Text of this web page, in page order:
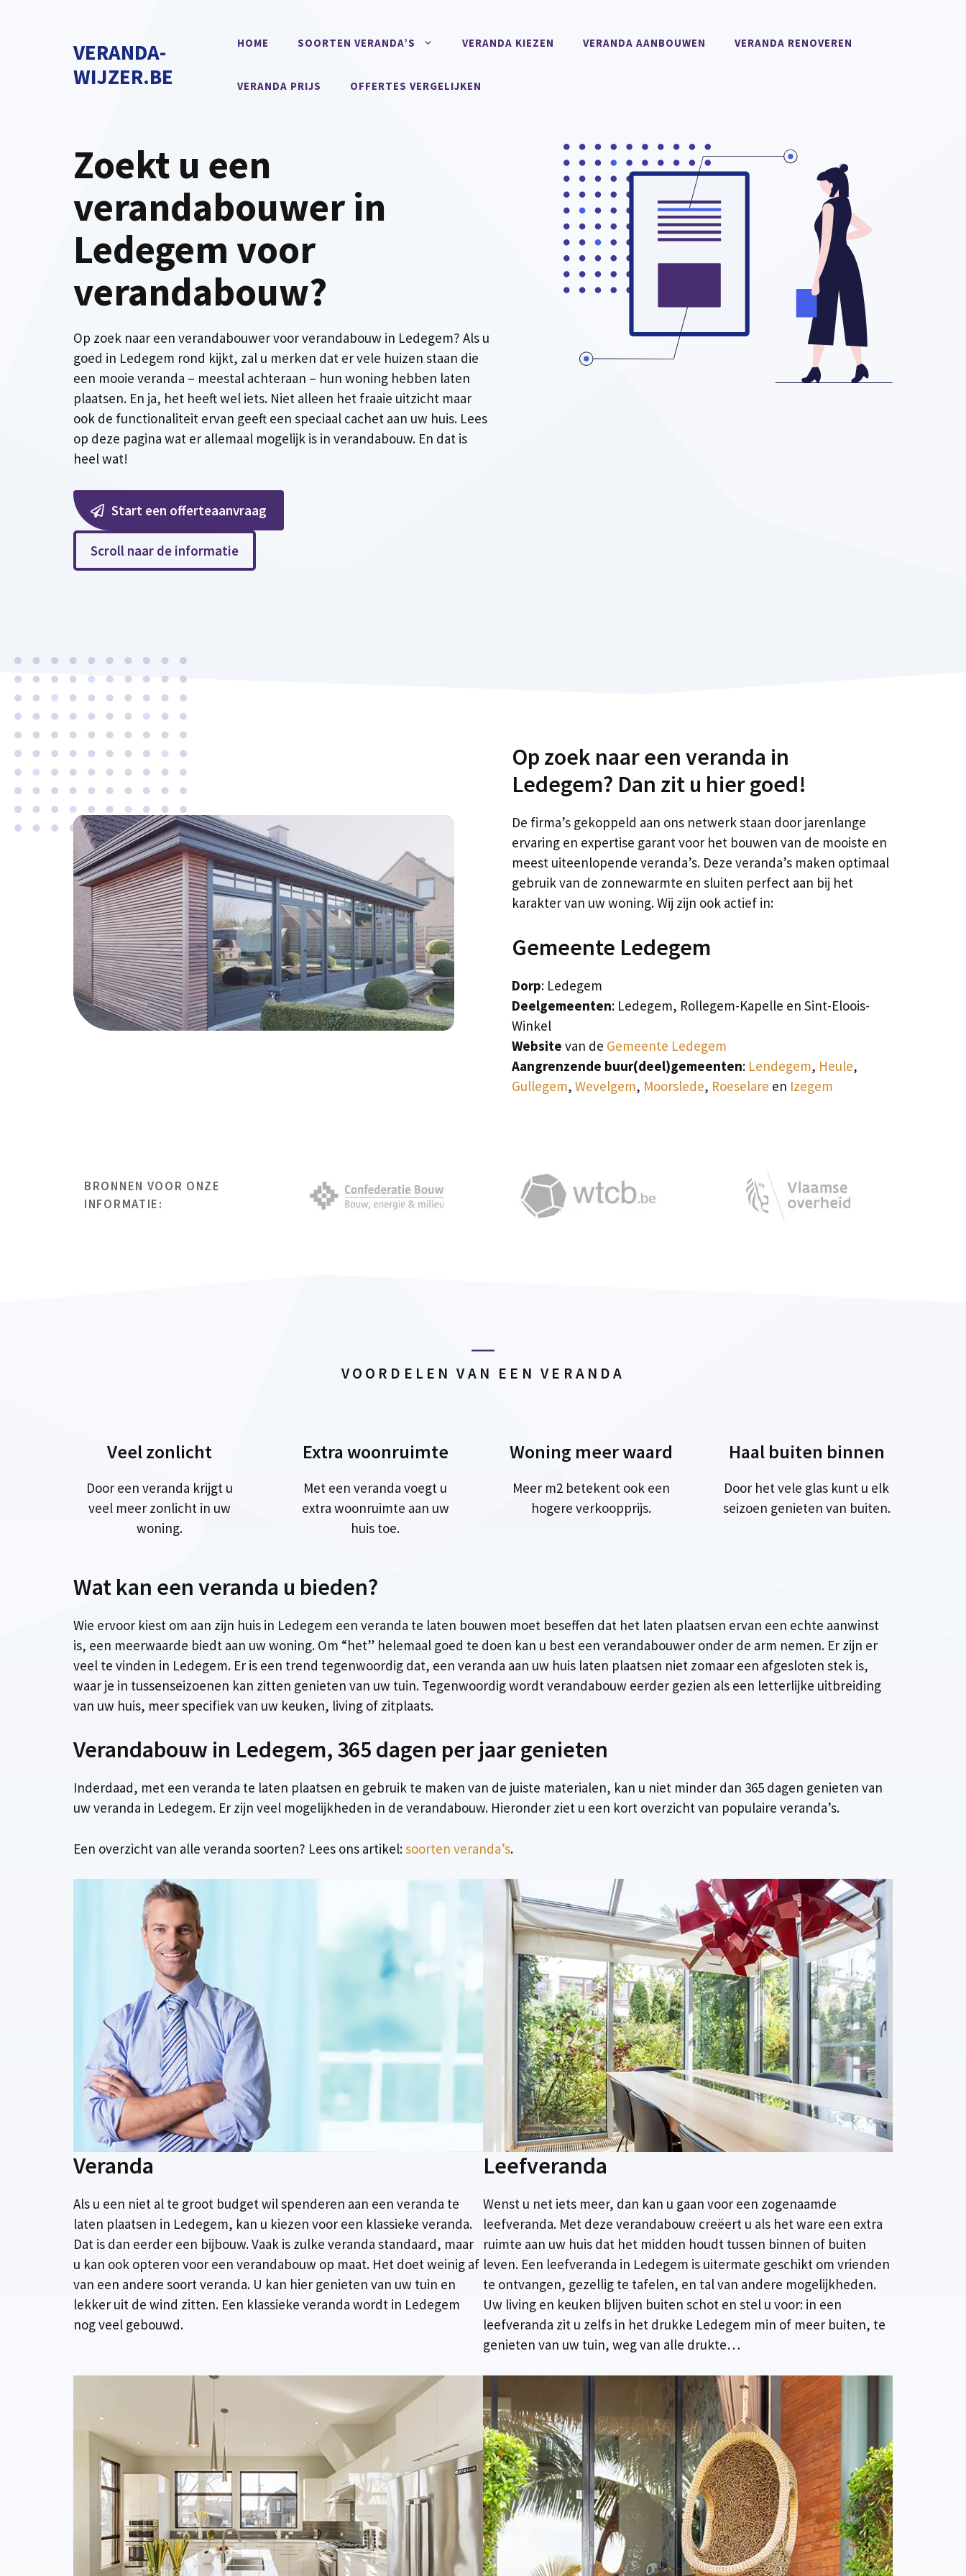
VERANDA-
WIJZER.BE
HOME SOORTEN VERANDA’S VERANDA KIEZEN VERANDA AANBOUWEN VERANDA RENOVEREN
VERANDA PRIJS OFFERTES VERGELIJKEN
Zoekt u een
verandabouwer in
Ledegem voor
verandabouw?
Op zoek naar een verandabouwer voor verandabouw in Ledegem? Als u
goed in Ledegem rond kijkt, zal u merken dat er vele huizen staan die
een mooie veranda – meestal achteraan – hun woning hebben laten
plaatsen. En ja, het heeft wel iets. Niet alleen het fraaie uitzicht maar
ook de functionaliteit ervan geeft een speciaal cachet aan uw huis. Lees
op deze pagina wat er allemaal mogelijk is in verandabouw. En dat is
heel wat!
Start een offerteaanvraag
Scroll naar de informatie
Op zoek naar een veranda in
Ledegem? Dan zit u hier goed!
De firma’s gekoppeld aan ons netwerk staan door jarenlange
ervaring en expertise garant voor het bouwen van de mooiste en
meest uiteenlopende veranda’s. Deze veranda’s maken optimaal
gebruik van de zonnewarmte en sluiten perfect aan bij het
karakter van uw woning. Wij zijn ook actief in:
Gemeente Ledegem
Dorp: Ledegem
Deelgemeenten: Ledegem, Rollegem-Kapelle en Sint-Eloois-
Winkel
Website van de Gemeente Ledegem
Aangrenzende buur(deel)gemeenten: Lendegem, Heule,
Gullegem, Wevelgem, Moorslede, Roeselare en Izegem
BRONNEN VOOR ONZE
INFORMATIE:
VOORDELEN VAN EEN VERANDA
Veel zonlicht
Door een veranda krijgt u
veel meer zonlicht in uw
woning.
Extra woonruimte
Met een veranda voegt u
extra woonruimte aan uw
huis toe.
Woning meer waard
Meer m2 betekent ook een
hogere verkoopprijs.
Haal buiten binnen
Door het vele glas kunt u elk
seizoen genieten van buiten.
Wat kan een veranda u bieden?
Wie ervoor kiest om aan zijn huis in Ledegem een veranda te laten bouwen moet beseffen dat het laten plaatsen ervan een echte aanwinst
is, een meerwaarde biedt aan uw woning. Om “het” helemaal goed te doen kan u best een verandabouwer onder de arm nemen. Er zijn er
veel te vinden in Ledegem. Er is een trend tegenwoordig dat, een veranda aan uw huis laten plaatsen niet zomaar een afgesloten stek is,
waar je in tussenseizoenen kan zitten genieten van uw tuin. Tegenwoordig wordt verandabouw eerder gezien als een letterlijke uitbreiding
van uw huis, meer specifiek van uw keuken, living of zitplaats.
Verandabouw in Ledegem, 365 dagen per jaar genieten
Inderdaad, met een veranda te laten plaatsen en gebruik te maken van de juiste materialen, kan u niet minder dan 365 dagen genieten van
uw veranda in Ledegem. Er zijn veel mogelijkheden in de verandabouw. Hieronder ziet u een kort overzicht van populaire veranda’s.
Een overzicht van alle veranda soorten? Lees ons artikel:soorten veranda’s.
Veranda
Als u een niet al te groot budget wil spenderen aan een veranda te
laten plaatsen in Ledegem, kan u kiezen voor een klassieke veranda.
Dat is dan eerder een bijbouw. Vaak is zulke veranda standaard, maar
u kan ook opteren voor een verandabouw op maat. Het doet weinig af
van een andere soort veranda. U kan hier genieten van uw tuin en
lekker uit de wind zitten. Een klassieke veranda wordt in Ledegem
nog veel gebouwd.
Leefveranda
Wenst u net iets meer, dan kan u gaan voor een zogenaamde
leefveranda. Met deze verandabouw creëert u als het ware een extra
ruimte aan uw huis dat het midden houdt tussen binnen of buiten
leven. Een leefveranda in Ledegem is uitermate geschikt om vrienden
te ontvangen, gezellig te tafelen, en tal van andere mogelijkheden.
Uw living en keuken blijven buiten schot en stel u voor: in een
leefveranda zit u zelfs in het drukke Ledegem min of meer buiten, te
genieten van uw tuin, weg van alle drukte…